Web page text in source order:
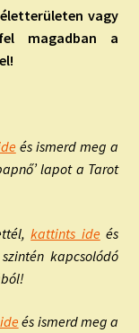
vagy
magadban a
és ismerd meg a
lapot a Tarot
kattints ide és
kapcsolódó
és ismerd meg a